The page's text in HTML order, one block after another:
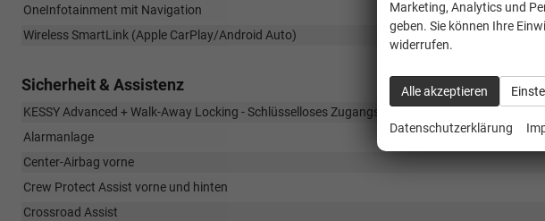
OneInfotainment mit Navigation
Wireless SmartLink (Apple CarPlay/Android Auto)
Sicherheit & Assistenz
KESSY Advanced + Walk-Away Locking - Schlüsselloses Zugangssystem
Alarmanlage
Center-Airbag vorne
Crew Protect Assist vorne und hinten
Crossroad Assist
Marketing, Analytics und
geben. Sie können Ihre
widerrufen.
Alle akzeptieren
Datenschutzerklärung